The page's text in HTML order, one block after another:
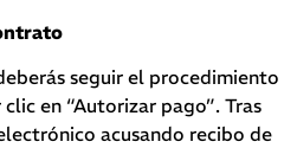
seguir el procedimiento
en “Autorizar pago”. Tras
acusando recibo de